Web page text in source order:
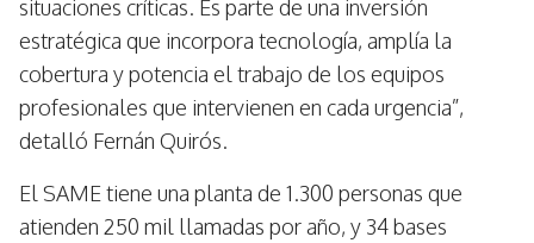
situaciones críticas. Es parte de una inversión
estratégica que incorpora tecnología, amplía la
cobertura y potencia el trabajo de los equipos
profesionales que intervienen en cada urgencia”,
detalló Fernán Quirós.
El SAME tiene una planta de 1.300 personas que
atienden 250 mil llamadas por año, y 34 bases